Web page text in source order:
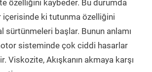
özelliğini kaybeder. Bu durumda
ki tutunma özelliğini
sürtünmeleri başlar. Bunun anlamı
sisteminde çok ciddi hasarlar
Viskozite, Akışkanın akmaya karşı